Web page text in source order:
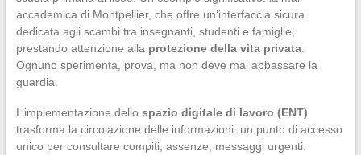
accademica di Montpellier, che offre un’interfaccia sicura
dedicata agli scambi tra insegnanti, studenti e famiglie,
prestando attenzione alla protezione della vita privata.
Ognuno sperimenta, prova, ma non deve mai abbassare la
guardia.
L’implementazione dello spazio digitale di lavoro (ENT)
trasforma la circolazione delle informazioni: un punto di accesso
unico per consultare compiti, assenze, messaggi urgenti.